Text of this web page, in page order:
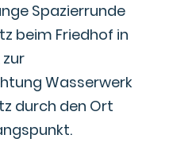
Spazierrunde
beim Friedhof in
zur
Wasserwerk
durch den Ort